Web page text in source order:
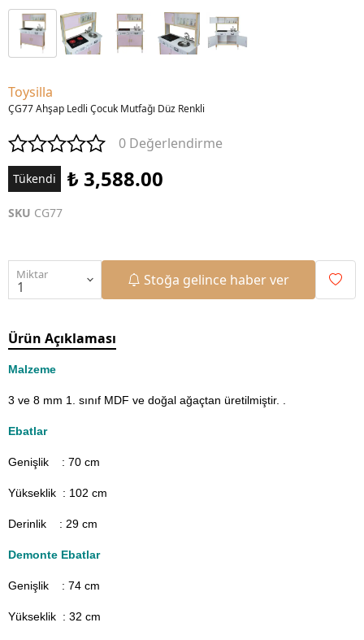
Toysilla
ÇG77 Ahşap Ledli Çocuk Mutfağı Düz Renkli
0 Değerlendirme
Tükendi ₺ 3,588.00
SKU CG77
Miktar Stoğa gelince haber ver
Ürün Açıklaması
Malzeme
3 ve 8 mm 1. sınıf MDF ve doğal ağaçtan üretilmiştir.
Ebatlar
Genişlik : 70 cm
Yükseklik : 102 cm
Derinlik : 29 cm
Demonte Ebatlar
Genişlik : 74 cm
Yükseklik : 32 cm